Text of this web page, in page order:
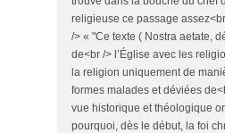
religieuse ce passage
/> « "Ce texte ( Nostra aetate,
de<br /> l’Église avec les
la religion uniquement de
formes malades et déviées
vue historique et théologique
pourquoi, dès le début, la foi